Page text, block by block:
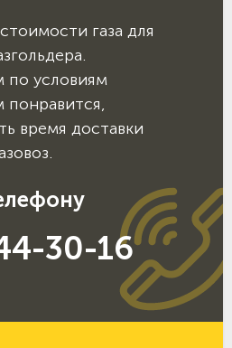
газа для
по условиям
понравится,
время доставки
30-16